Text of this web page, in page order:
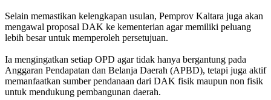
Selain memastikan kelengkapan usulan, Pemprov Kaltara juga akan
mengawal proposal DAK ke kementerian agar memiliki peluang
lebih besar untuk memperoleh persetujuan.
Ia mengingatkan setiap OPD agar tidak hanya bergantung pada
Anggaran Pendapatan dan Belanja Daerah (APBD), tetapi juga aktif
memanfaatkan sumber pendanaan dari DAK fisik maupun non fisik
untuk mendukung pembangunan daerah.